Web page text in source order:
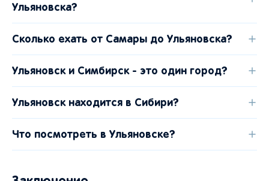
Ульяновска?
Сколько ехать от Самары до Ульяновска?
Ульяновск и Симбирск - это один город?
Ульяновск находится в Сибири?
Что посмотреть в Ульяновске?